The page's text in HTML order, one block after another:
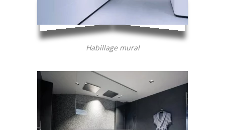
Habillage mural